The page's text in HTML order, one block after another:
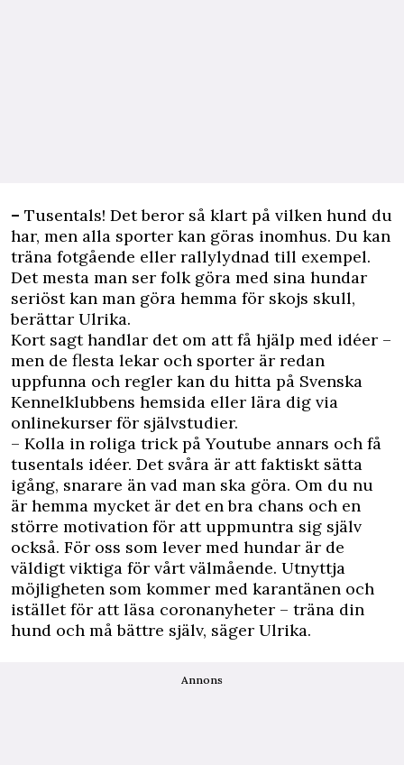
– Tusentals! Det beror så klart på vilken hund du
har, men alla sporter kan göras inomhus. Du kan
träna fotgående eller rallylydnad till exempel.
Det mesta man ser folk göra med sina hundar
seriöst kan man göra hemma för skojs skull,
berättar Ulrika.
Kort sagt handlar det om att få hjälp med idéer –
men de flesta lekar och sporter är redan
uppfunna och regler kan du hitta på Svenska
Kennelklubbens hemsida eller lära dig via
onlinekurser för självstudier.
– Kolla in roliga trick på Youtube annars och få
tusentals idéer. Det svåra är att faktiskt sätta
igång, snarare än vad man ska göra. Om du nu
är hemma mycket är det en bra chans och en
större motivation för att uppmuntra sig själv
också. För oss som lever med hundar är de
väldigt viktiga för vårt välmående. Utnyttja
möjligheten som kommer med karantänen och
istället för att läsa coronanyheter – träna din
hund och må bättre själv, säger Ulrika.
Annons